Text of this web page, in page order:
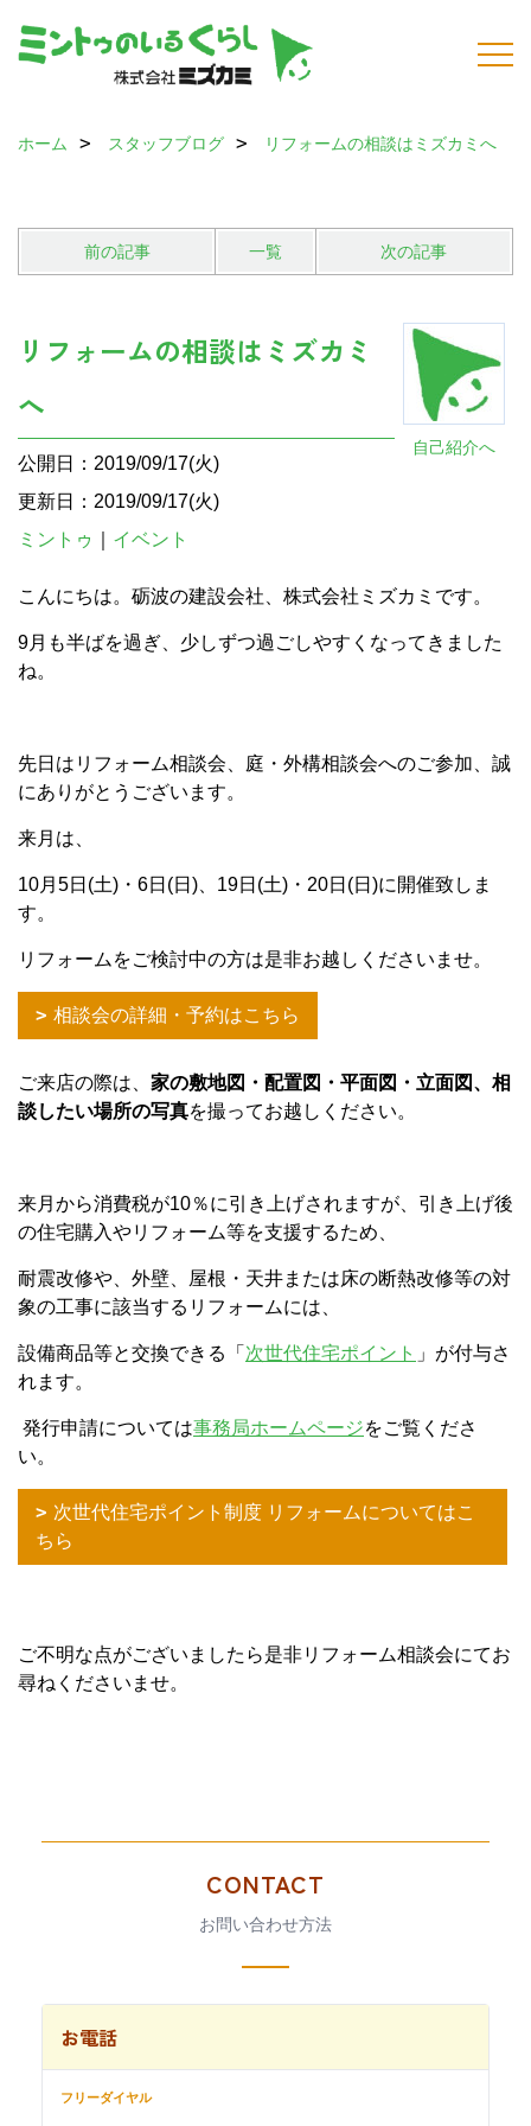
ホーム スタッフブログ リフォームの相談はミズカミへ
前の記事 一覧 次の記事
自己紹介へ
リフォームの相談はミズカミ
へ
公開日：2019/09/17(火)
更新日：2019/09/17(火)
ミントゥ
イベント
こんにちは。砺波の建設会社、株式会社ミズカミです。
9月も半ばを過ぎ、少しずつ過ごしやすくなってきました
ね。
先日はリフォーム相談会、庭・外構相談会へのご参加、誠
にありがとうございます。
来月は、
10月5日(土)・6日(日)、19日(土)・20日(日)に開催致しま
す。
リフォームをご検討中の方は是非お越しくださいませ。
相談会の詳細・予約はこちら
ご来店の際は、 家の敷地図・配置図・平面図・立面図、相
談したい場所の写真を撮ってお越しください。
来月から消費税が10％に引き上げされますが、引き上げ後
の住宅購入やリフォーム等を支援するため、
耐震改修や、外壁、屋根・天井または床の断熱改修等の対
象の工事に該当するリフォームには、
設備商品等と交換できる「 次世代住宅ポイント 」が付与さ
れます。
発行申請については事務局ホームページをご覧くださ
い。
次世代住宅ポイント制度 リフォームについてはこ
ちら
ご不明な点がございましたら是非リフォーム相談会にてお
尋ねくださいませ。
CONTACT
お問い合わせ方法
お電話
フリーダイヤル